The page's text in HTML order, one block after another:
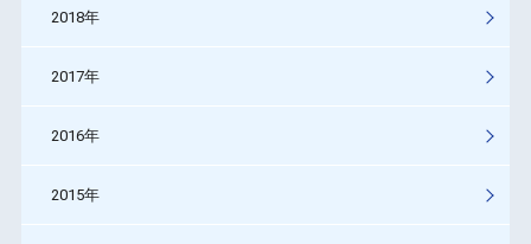
2018年
2017年
2016年
2015年